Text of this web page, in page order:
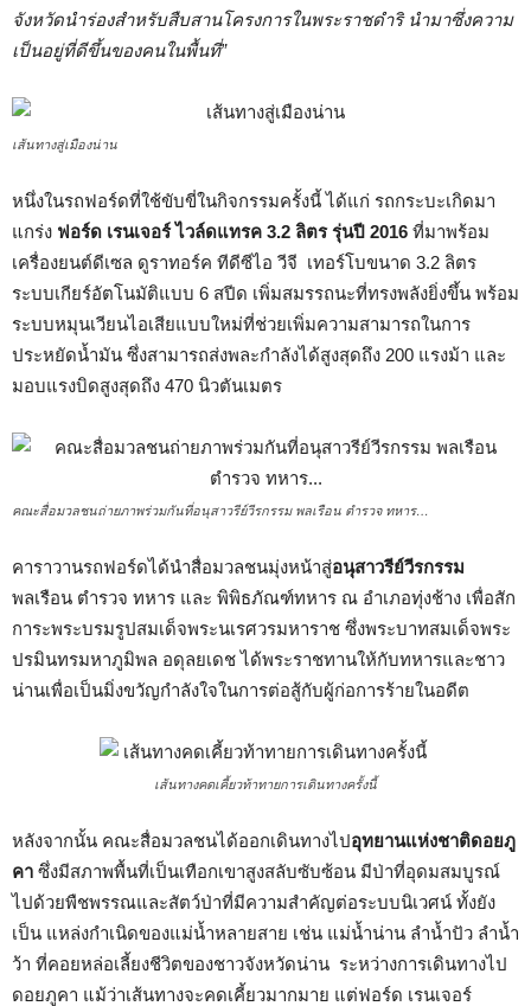
จังหวัดนำร่องสำหรับสืบสานโครงการในพระราชดำริ นำมาซึ่งความ
เป็นอยู่ที่ดีขึ้นของคนในพื้นที่”
เส้นทางสู่เมืองน่าน
หนึ่งในรถฟอร์ดที่ใช้ขับขี่ในกิจกรรมครั้งนี้ ได้แก่ รถกระบะเกิดมา
แกร่ง ฟอร์ด เรนเจอร์ ไวล์ดแทรค 3.2 ลิตร รุ่นปี 2016 ที่มาพร้อม
เครื่องยนต์ดีเซล ดูราทอร์ค ทีดีซีไอ วีจี เทอร์โบขนาด 3.2 ลิตร
ระบบเกียร์อัตโนมัติแบบ 6 สปีด เพิ่มสมรรถนะที่ทรงพลังยิ่งขึ้น พร้อม
ระบบหมุนเวียนไอเสียแบบใหม่ที่ช่วยเพิ่มความสามารถในการ
ประหยัดน้ำมัน ซึ่งสามารถส่งพละกำลังได้สูงสุดถึง 200 แรงม้า และ
มอบแรงบิดสูงสุดถึง 470 นิวตันเมตร
คณะสื่อมวลชนถ่ายภาพร่วมกันที่อนุสาวรีย์วีรกรรม พลเรือน ตำรวจ ทหาร…
คาราวานรถฟอร์ดได้นำสื่อมวลชนมุ่งหน้าสู่อนุสาวรีย์วีรกรรม
พลเรือน ตำรวจ ทหาร และ พิพิธภัณฑ์ทหาร ณ อำเภอทุ่งช้าง เพื่อสัก
การะพระบรมรูปสมเด็จพระนเรศวรมหาราช ซึ่งพระบาทสมเด็จพระ
ปรมินทรมหาภูมิพล อดุลยเดช ได้พระราชทานให้กับทหารและชาว
น่านเพื่อเป็นมิ่งขวัญกำลังใจในการต่อสู้กับผู้ก่อการร้ายในอดีต
เส้นทางคดเคี้ยวท้าทายการเดินทางครั้งนี้
หลังจากนั้น คณะสื่อมวลชนได้ออกเดินทางไปอุทยานแห่งชาติดอยภู
คา ซึ่งมีสภาพพื้นที่เป็นเทือกเขาสูงสลับซับซ้อน มีป่าที่อุดมสมบูรณ์
ไปด้วยพืชพรรณและสัตว์ป่าที่มีความสำคัญต่อระบบนิเวศน์ ทั้งยัง
เป็น แหล่งกำเนิดของแม่น้ำหลายสาย เช่น แม่น้ำน่าน ลำน้ำปัว ลำน้ำ
ว้า ที่คอยหล่อเลี้ยงชีวิตของชาวจังหวัดน่าน ระหว่างการเดินทางไป
ดอยภูคา แม้ว่าเส้นทางจะคดเคี้ยวมากมาย แต่ฟอร์ด เรนเจอร์